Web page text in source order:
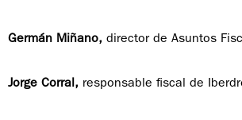
Germán Miñano, director de Asuntos
Jorge Corral, responsable fiscal de